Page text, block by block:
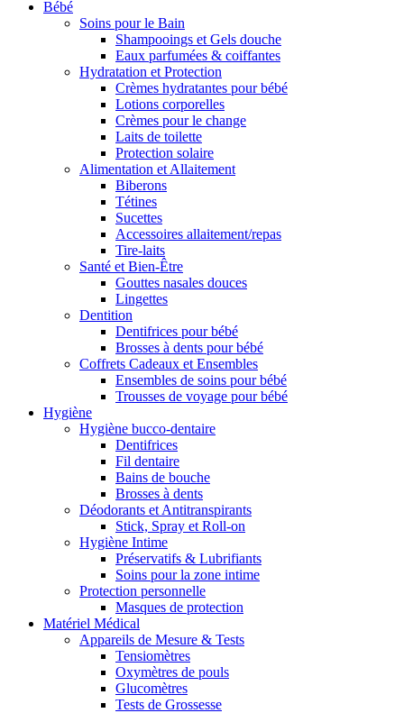
Bébé
Soins pour le Bain
Shampooings et Gels douche
Eaux parfumées & coiffantes
Hydratation et Protection
Crèmes hydratantes pour bébé
Lotions corporelles
Crèmes pour le change
Laits de toilette
Protection solaire
Alimentation et Allaitement
Biberons
Tétines
Sucettes
Accessoires allaitement/repas
Tire-laits
Santé et Bien-Être
Gouttes nasales douces
Lingettes
Dentition
Dentifrices pour bébé
Brosses à dents pour bébé
Coffrets Cadeaux et Ensembles
Ensembles de soins pour bébé
Trousses de voyage pour bébé
Hygiène
Hygiène bucco-dentaire
Dentifrices
Fil dentaire
Bains de bouche
Brosses à dents
Déodorants et Antitranspirants
Stick, Spray et Roll-on
Hygiène Intime
Préservatifs & Lubrifiants
Soins pour la zone intime
Protection personnelle
Masques de protection
Matériel Médical
Appareils de Mesure & Tests
Tensiomètres
Oxymètres de pouls
Glucomètres
Tests de Grossesse